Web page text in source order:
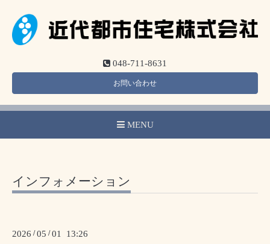
048-711-8631
お問い合わせ
MENU
インフォメーション
2026 /05 /01 13:26